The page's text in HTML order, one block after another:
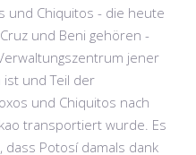
und Chiquitos - die heute
und Beni gehören -
jener
ist und Teil der
und Chiquitos nach
transportiert wurde. Es
Potosí damals dank